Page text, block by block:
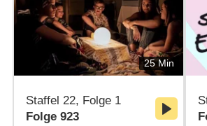
25 Min
Staffel 22, Folge 1
Folge 923